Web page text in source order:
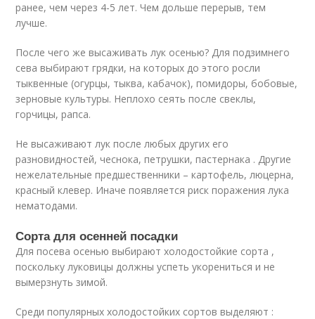
ранее, чем через 4-5 лет. Чем дольше перерыв, тем
лучше.
После чего же высаживать лук осенью? Для подзимнего
сева выбирают грядки, на которых до этого росли
тыквенные (огурцы, тыква, кабачок), помидоры, бобовые,
зерновые культуры. Неплохо сеять после свеклы,
горчицы, рапса.
Не высаживают лук после любых других его
разновидностей, чеснока, петрушки, пастернака . Другие
нежелательные предшественники – картофель, люцерна,
красный клевер. Иначе появляется риск поражения лука
нематодами.
Сорта для осенней посадки
Для посева осенью выбирают холодостойкие сорта ,
поскольку луковицы должны успеть укорениться и не
вымерзнуть зимой.
Среди популярных холодостойких сортов выделяют :